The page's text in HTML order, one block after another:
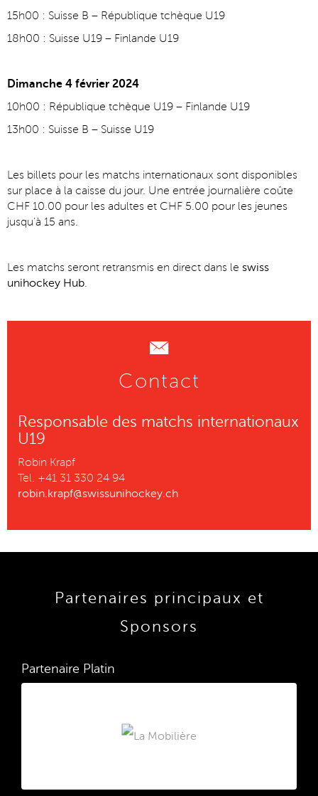
15h00 : Suisse B – République tchèque U19
18h00 : Suisse U19 – Finlande U19
Dimanche 4 février 2024
10h00 : République tchèque U19 – Finlande U19
13h00 : Suisse B – Suisse U19
Les billets pour les matchs internationaux sont disponibles
sur place à la caisse du jour. Une entrée journalière coûte
CHF 10.00 pour les adultes et CHF 5.00 pour les jeunes
jusqu'à 15 ans.
Les matchs seront retransmis en direct dans le swiss
unihockey Hub.
Contact
Responsable des matchs internationaux
U19
Robin Krapf
Tel. +41 31 330 24 94
robin.krapf@swissunihockey.ch
Partenaires principaux et
Sponsors
Partenaire Platin